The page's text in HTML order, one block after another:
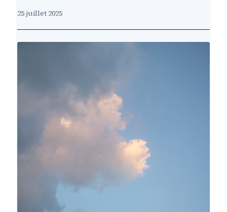
25 juillet 2025